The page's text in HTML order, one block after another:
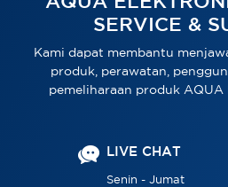
SERVICE &
Kami dapat membantu
produk, perawatan,
pemeliharaan produk AQUA
LIVE CHAT
Senin - Jumat